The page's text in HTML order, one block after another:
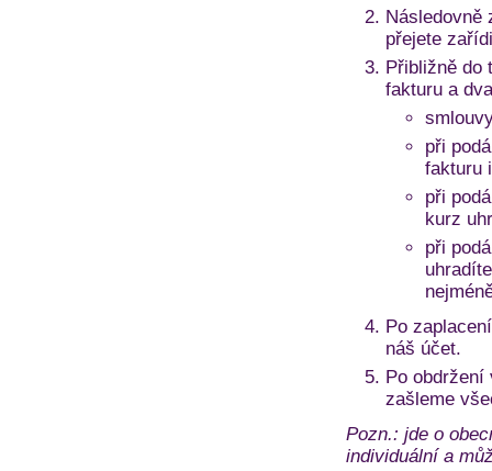
Následovně
přejete
Přibližně do
fakturu a
při
fakturu
při
kurz
při
Po
náš účet.
Po obdržení
zašleme
Pozn.: jde o
individuální a